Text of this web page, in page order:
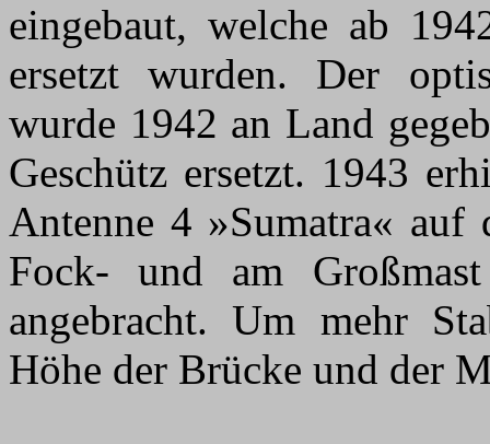
eingebaut, welche ab
ersetzt wurden. Der
wurde 1942 an Land
Geschütz ersetzt. 1943
Antenne 4 »Sumatra« auf
Fock- und am
angebracht. Um mehr
Höhe der Brücke und der